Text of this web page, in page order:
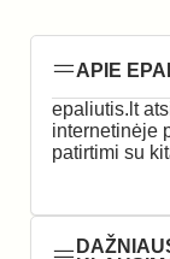
APIE
epaliutis.lt
internetinėje
patirtimi su